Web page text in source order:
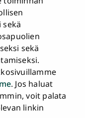
sekä
. Jos haluat
voit palata
linkin